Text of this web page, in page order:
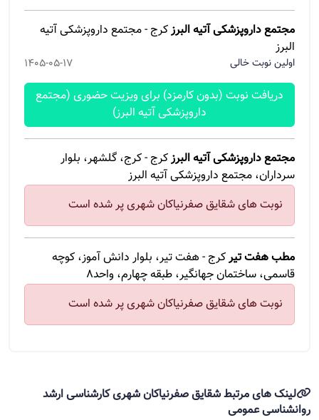
مجتمع داروپزشکی آتیه البرزکرج - مجتمع داروپزشکی آتیه
البرز
اولین نوبت خالی 1405-05-17
دریافت نوبت (بدون کارمزد) برای ویزیت حضوری (مجتمع
داروپزشکی آتیه البرز)
مجتمع داروپزشکی آتیه البرزکرج - کرج، گلشهر، بلوار
سرداران، مجتمع داروپزشکی آتیه البرز
نوبت های شقایق صفرنیاکان شهری پر شده است
مطب هفت تیرکرج - هفت تیر، بلوار دانش آموز، کوچه
قاسمی، ساختمان جهانگیر، طبقه چهارم، واحد۸
نوبت های شقایق صفرنیاکان شهری پر شده است
لینک های مرتبط شقایق صفرنیاکان شهری کارشناسی ارشد
روانشناسی عمومی